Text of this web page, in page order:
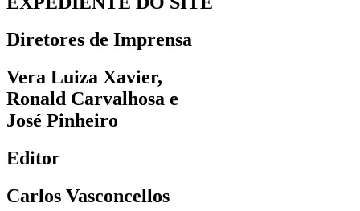
Diretores de Imprensa
Vera Luiza Xavier,
Ronald Carvalhosa e
José Pinheiro
Editor
Carlos Vasconcellos